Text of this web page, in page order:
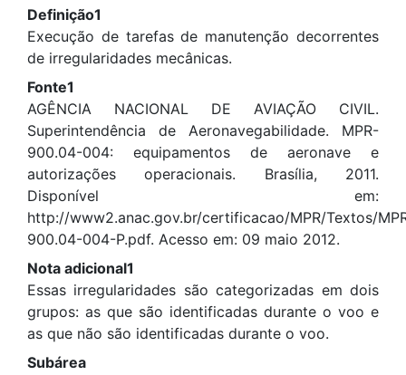
Definição1
Execução de tarefas de manutenção decorrentes
de irregularidades mecânicas.
Fonte1
AGÊNCIA NACIONAL DE AVIAÇÃO CIVIL.
Superintendência de Aeronavegabilidade. MPR-
900.04-004: equipamentos de aeronave e
autorizações operacionais. Brasília, 2011.
Disponível em:
http://www2.anac.gov.br/certificacao/MPR/Textos/
900.04-004-P.pdf. Acesso em: 09 maio 2012.
Nota adicional1
Essas irregularidades são categorizadas em dois
grupos: as que são identificadas durante o voo e
as que não são identificadas durante o voo.
Subárea